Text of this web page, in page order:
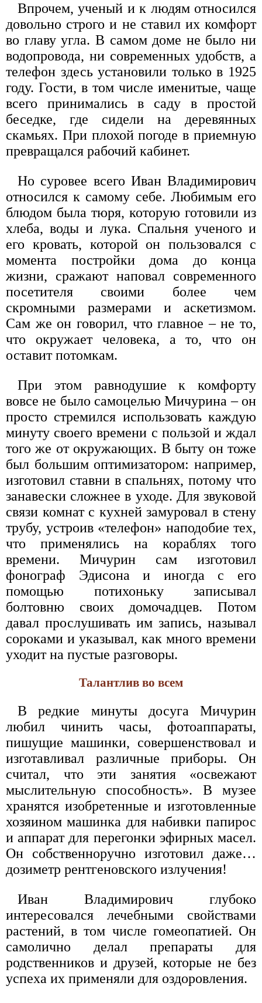
Впрочем, ученый и к людям относился
довольно строго и не ставил их комфорт
во главу угла. В самом доме не было ни
водопровода, ни современных удобств, а
телефон здесь установили только в 1925
году. Гости, в том числе именитые, чаще
всего принимались в саду в простой
беседке, где сидели на деревянных
скамьях. При плохой погоде в приемную
превращался рабочий кабинет.
Но суровее всего Иван Владимирович
относился к самому себе. Любимым его
блюдом была тюря, которую готовили из
хлеба, воды и лука. Спальня ученого и
его кровать, которой он пользовался с
момента постройки дома до конца
жизни, сражают наповал современного
посетителя своими более чем
скромными размерами и аскетизмом.
Сам же он говорил, что главное – не то,
что окружает человека, а то, что он
оставит потомкам.
При этом равнодушие к комфорту
вовсе не было самоцелью Мичурина – он
просто стремился использовать каждую
минуту своего времени с пользой и ждал
того же от окружающих. В быту он тоже
был большим оптимизатором: например,
изготовил ставни в спальнях, потому что
занавески сложнее в уходе. Для звуковой
связи комнат с кухней замуровал в стену
трубу, устроив «телефон» наподобие тех,
что применялись на кораблях того
времени. Мичурин сам изготовил
фонограф Эдисона и иногда с его
помощью потихоньку записывал
болтовню своих домочадцев. Потом
давал прослушивать им запись, называл
сороками и указывал, как много времени
уходит на пустые разговоры.
Талантлив во всем
В редкие минуты досуга Мичурин
любил чинить часы, фотоаппараты,
пишущие машинки, совершенствовал и
изготавливал различные приборы. Он
считал, что эти занятия «освежают
мыслительную способность». В музее
хранятся изобретенные и изготовленные
хозяином машинка для набивки папирос
и аппарат для перегонки эфирных масел.
Он собственноручно изготовил даже…
дозиметр рентгеновского излучения!
Иван Владимирович глубоко
интересовался лечебными свойствами
растений, в том числе гомеопатией. Он
самолично делал препараты для
родственников и друзей, которые не без
успеха их применяли для оздоровления.